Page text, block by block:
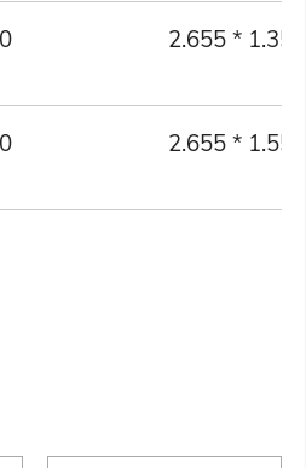
2.655 * 1.35
2.655 * 1.55